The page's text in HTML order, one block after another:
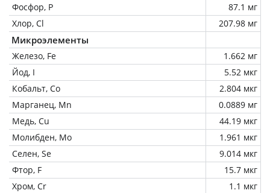
Фосфор, P
87.1 мг
Хлор, Cl
207.98 мг
Микроэлементы
Железо, Fe
1.662 мг
Йод, I
5.52 мкг
Кобальт, Co
2.804 мкг
Марганец, Mn
0.0889 мг
Медь, Cu
44.19 мкг
Молибден, Mo
1.961 мкг
Селен, Se
9.014 мкг
Фтор, F
15.7 мкг
Хром, Cr
1.1 мкг